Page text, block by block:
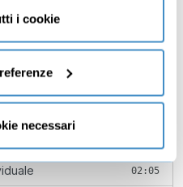
necessari al corretto
i cookie
necessari
delle Sfide Comuni
02:05